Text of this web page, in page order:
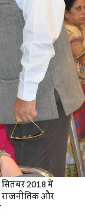
2018 में
राजनीतिक और